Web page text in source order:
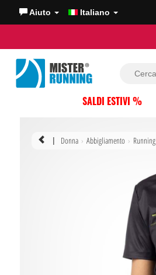
Aiuto Italiano
SALDI ESTIVI %
| Donna Abbigliamento Running